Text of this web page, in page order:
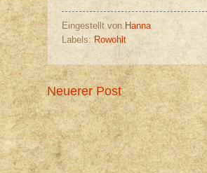
Eingestellt von Hanna
Labels: Rowohlt
Neuerer Post